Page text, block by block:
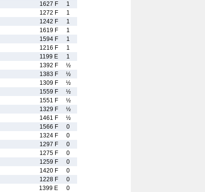
1627 F
1
1272 F
1
1242 F
1
1619 F
1
1594 F
1
1216 F
1
1199 E
1
1392 F
½
1383 F
½
1309 F
½
1559 F
½
1551 F
½
1329 F
½
1461 F
½
1566 F
0
1324 F
0
1297 F
0
1275 F
0
1259 F
0
1420 F
0
1228 F
0
1399 E
0